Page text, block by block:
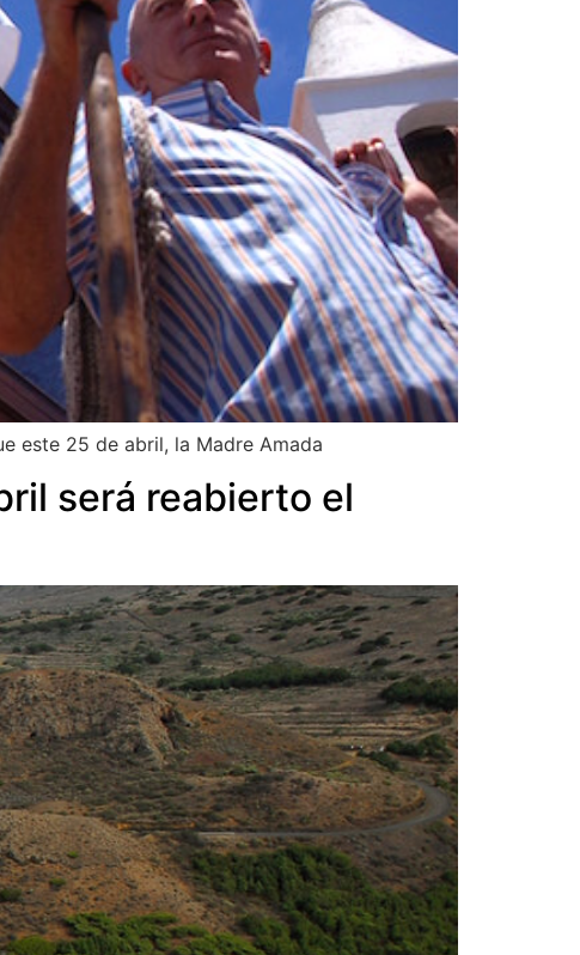
este 25 de abril, la Madre Amada
será reabierto el